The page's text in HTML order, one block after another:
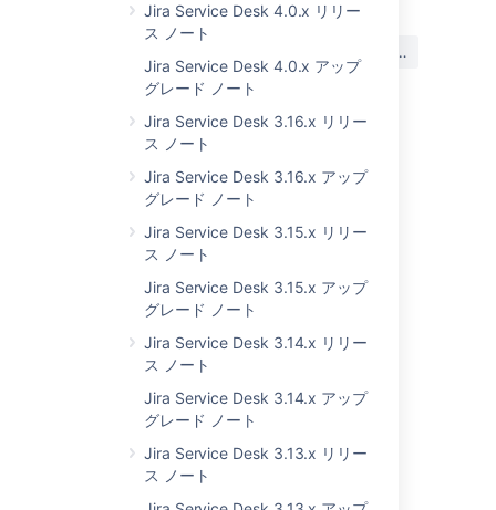
Jira Service Desk 4.0.x リリー
ス ノート
Jira Service Desk 4.0.x アップ
グレード ノート
Jira Service Desk 3.16.x リリー
ス ノート
Jira Service Desk 3.16.x アップ
グレード ノート
Jira Service Desk 3.15.x リリー
ス ノート
Jira Service Desk 3.15.x アップ
グレード ノート
Jira Service Desk 3.14.x リリー
ス ノート
Jira Service Desk 3.14.x アップ
グレード ノート
Jira Service Desk 3.13.x リリー
ス ノート
この内容はお役に立ちました
いいえ
このセクションの項目
Jira Service Desk 2.0 で解決された課題
Jira Service Desk 2.0 へのアップグレード
Jira Service Desk 2.0.4 リリース ノート
関連コンテンツ
Get service desks